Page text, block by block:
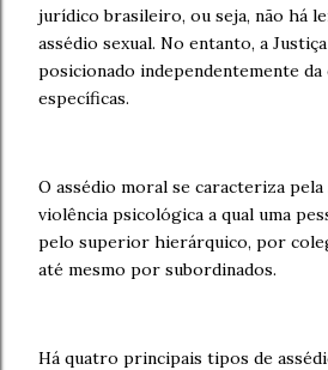
jurídico brasileiro, ou seja, não há
assédio sexual. No entanto, a
posicionado independentemente da
específicas.
O assédio moral se caracteriza pela
violência psicológica a qual uma
pelo superior hierárquico, por
até mesmo por subordinados.
Há quatro principais tipos de